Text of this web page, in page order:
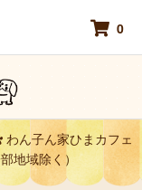
0
わん子ん家ひまカフェ
地域除く）